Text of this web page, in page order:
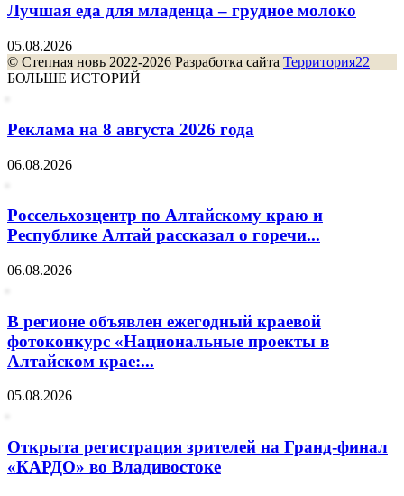
Лучшая еда для младенца – грудное молоко
05.08.2026
© Степная новь 2022-2026 Разработка сайта Территория22
БОЛЬШЕ ИСТОРИЙ
Реклама на 8 августа 2026 года
06.08.2026
Россельхозцентр по Алтайскому краю и
Республике Алтай рассказал о горечи...
06.08.2026
В регионе объявлен ежегодный краевой
фотоконкурс «Национальные проекты в
Алтайском крае:...
05.08.2026
Открыта регистрация зрителей на Гранд-финал
«КАРДО» во Владивостоке